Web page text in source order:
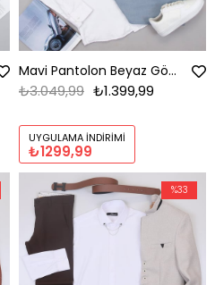
Mavi Pantolon Beyaz Gömlek Ayakkabı Kombin
₺1.399,99
₺3.049,99
UYGULAMA İNDIRIMI
₺1299,99
%33